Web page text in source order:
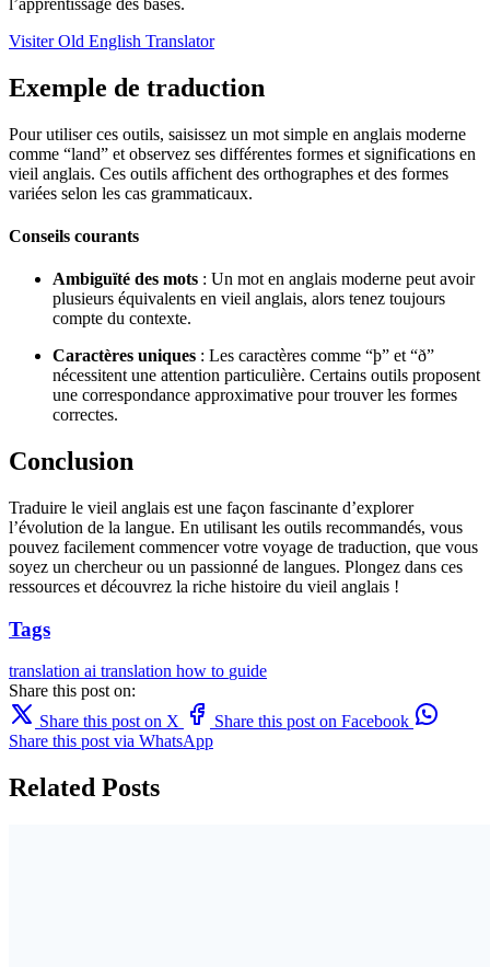
Visiter Old English Translator
Exemple de traduction
Pour utiliser ces outils, saisissez un mot simple en anglais moderne
comme “land” et observez ses différentes formes et significations en
vieil anglais. Ces outils affichent des orthographes et des formes
variées selon les cas grammaticaux.
Conseils courants
Ambiguïté des mots : Un mot en anglais moderne peut avoir
plusieurs équivalents en vieil anglais, alors tenez toujours
compte du contexte.
Caractères uniques : Les caractères comme “þ” et “ð”
nécessitent une attention particulière. Certains outils proposent
une correspondance approximative pour trouver les formes
correctes.
Conclusion
Traduire le vieil anglais est une façon fascinante d’explorer
l’évolution de la langue. En utilisant les outils recommandés, vous
pouvez facilement commencer votre voyage de traduction, que vous
soyez un chercheur ou un passionné de langues. Plongez dans ces
ressources et découvrez la riche histoire du vieil anglais !
Tags
translation ai translation how to guide
Share this post on:
Share this post on X
Share this post on Facebook
Share this post via WhatsApp
Related Posts